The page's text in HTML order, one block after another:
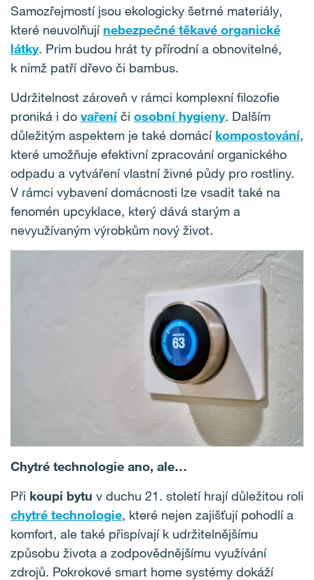
Samozřejmostí jsou ekologicky šetrné materiály,
které neuvolňují nebezpečné těkavé organické
látky. Prim budou hrát ty přírodní a obnovitelné,
k nimž patří dřevo či bambus.
Udržitelnost zároveň v rámci komplexní filozofie
proniká i do vařeníči osobní hygieny. Dalším
důležitým aspektem je také domácí kompostování,
které umožňuje efektivní zpracování organického
odpadu a vytváření vlastní živné půdy pro rostliny.
V rámci vybavení domácnosti lze vsadit také na
fenomén upcyklace, který dává starým a
nevyužívaným výrobkům nový život.
Chytré technologie ano, ale…
Při koupi bytu v duchu 21. století hrají důležitou roli
chytré technologie, které nejen zajišťují pohodlí a
komfort, ale také přispívají k udržitelnějšímu
způsobu života a zodpovědnějšímu využívání
zdrojů. Pokrokové smart home systémy dokáží